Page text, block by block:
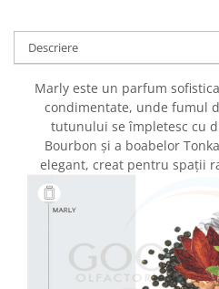
Descriere
Marly este un parfum
condimentate, unde fumul
tutunului se împletesc cu
Bourbon și a boabelor
elegant, creat pentru spații